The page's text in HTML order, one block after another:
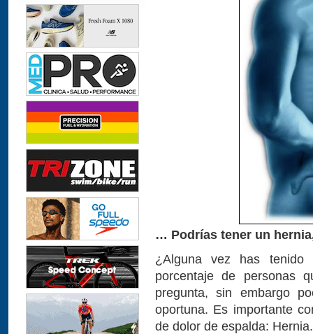
… Podrías tener un
¿Alguna vez has
porcentaje de personas
pregunta, sin embargo
oportuna. Es importante
de dolor de espalda: Hernia.